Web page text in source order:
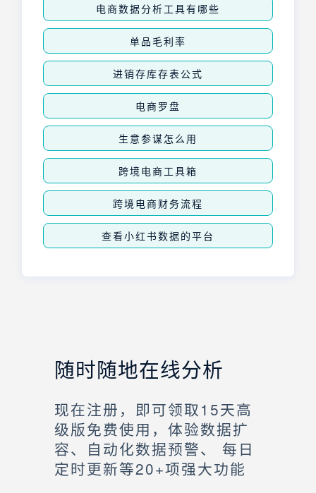
电商数据分析工具有哪些
单品毛利率
进销存库存表公式
电商罗盘
生意参谋怎么用
跨境电商工具箱
跨境电商财务流程
查看小红书数据的平台
随时随地在线分析
现在注册，即可领取15天高
级版免费使用，体验数据扩
容、自动化数据预警、 每日
定时更新等20+项强大功能